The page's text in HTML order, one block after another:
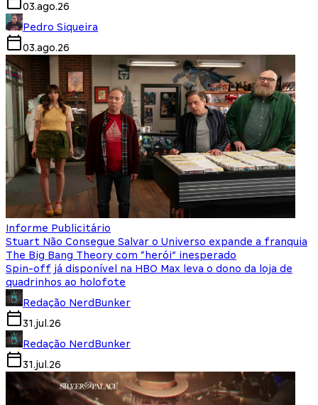
03.ago.26
Pedro Siqueira
03.ago.26
Informe Publicitário
Stuart Não Consegue Salvar o Universo expande a franquia
The Big Bang Theory com “herói” inesperado
Spin-off já disponível na HBO Max leva o dono da loja de
quadrinhos ao holofote
Redação NerdBunker
31.jul.26
Redação NerdBunker
31.jul.26